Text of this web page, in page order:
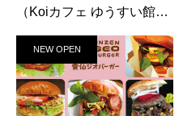
（Koiカフェ ゆうすい館・
Y・なばやま茶屋ひかり）
NEW OPEN